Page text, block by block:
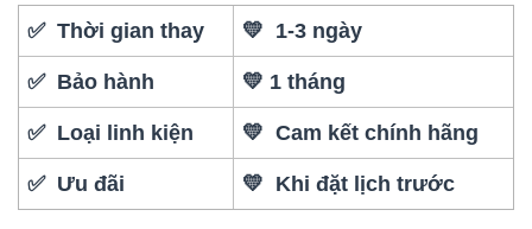
✅ Thời gian thay 💛 1-3 ngày
✅ Bảo hành 💛 1 tháng
✅ Loại linh kiện 💛 Cam kết chính hãng
✅ Ưu đãi 💛 Khi đặt lịch trước